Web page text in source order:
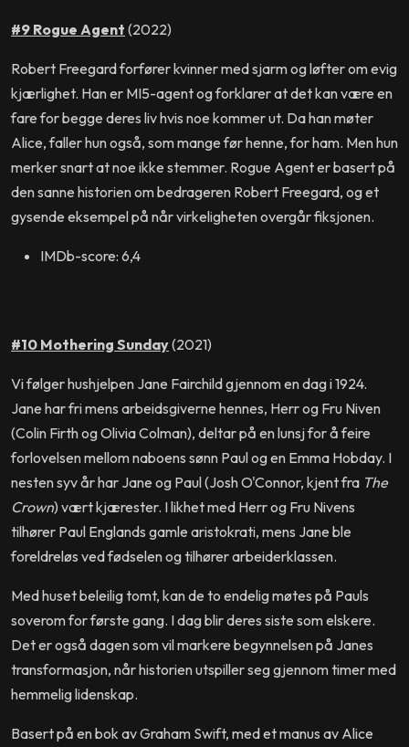
#9 Rogue Agent (2022)
Robert Freegard forfører kvinner med sjarm og løfter om evig
kjærlighet. Han er MI5-agent og forklarer at det kan være en
fare for begge deres liv hvis noe kommer ut. Da han møter
Alice, faller hun også, som mange før henne, for ham. Men hun
merker snart at noe ikke stemmer. Rogue Agent er basert på
den sanne historien om bedrageren Robert Freegard, og et
gysende eksempel på når virkeligheten overgår fiksjonen.
IMDb-score: 6,4
#10 Mothering Sunday(2021)
Vi følger hushjelpen Jane Fairchild gjennom en dag i 1924.
Jane har fri mens arbeidsgiverne hennes, Herr og Fru Niven
(Colin Firth og Olivia Colman), deltar på en lunsj for å feire
forlovelsen mellom naboens sønn Paul og en Emma Hobday. I
nesten syv år har Jane og Paul (Josh O'Connor, kjent fra The
Crown) vært kjærester. I likhet med Herr og Fru Nivens
tilhører Paul Englands gamle aristokrati, mens Jane ble
foreldreløs ved fødselen og tilhører arbeiderklassen.
Med huset beleilig tomt, kan de to endelig møtes på Pauls
soverom for første gang. I dag blir deres siste som elskere.
Det er også dagen som vil markere begynnelsen på Janes
transformasjon, når historien utspiller seg gjennom timer med
hemmelig lidenskap.
Basert på en bok av Graham Swift, med et manus av Alice